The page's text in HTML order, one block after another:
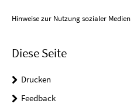
Hinweise zur Nutzung sozialer Medien
Diese Seite
Drucken
Feedback